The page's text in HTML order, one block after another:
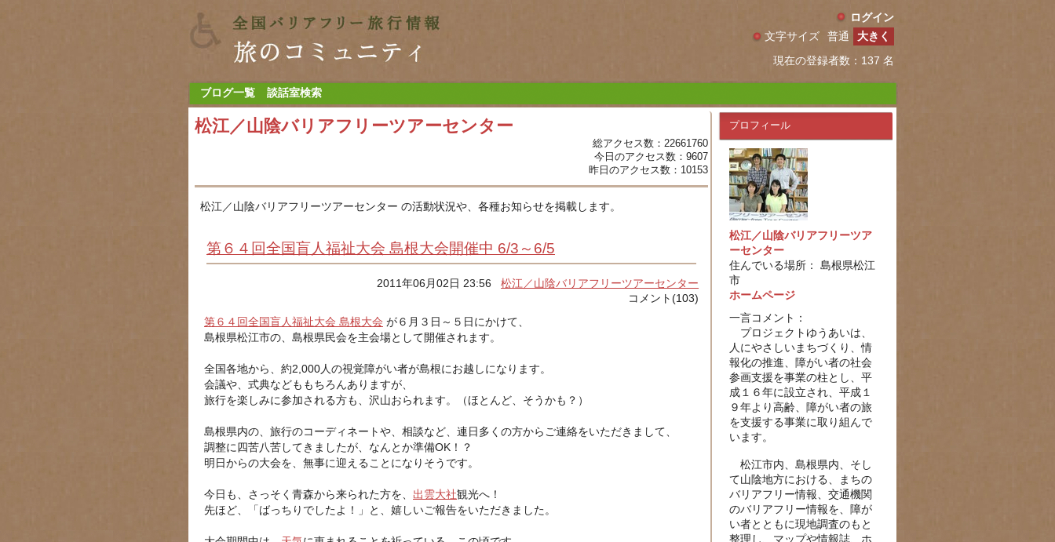
ログイン
現在の登録者数：137 名
文字サイズ 普通 大きく
ブログ一覧 談話室検索
松江／山陰バリアフリーツアーセンター
総アクセス数：22661760
今日のアクセス数：9607
昨日のアクセス数：10153
松江／山陰バリアフリーツアーセンター の活動状況や、各種お知らせを掲載します。
第６４回全国盲人福祉大会 島根大会開催中 6/3～6/5
2011年06月02日 23:56松江／山陰バリアフリーツアーセンター
コメント(103)
第６４回全国盲人福祉大会 島根大会 が６月３日～５日にかけて、
島根県松江市の、島根県民会を主会場として開催されます。
全国各地から、約2,000人の視覚障がい者が島根にお越しになります。
会議や、式典などももちろんありますが、
旅行を楽しみに参加される方も、沢山おられます。（ほとんど、そうかも？）
島根県内の、旅行のコーディネートや、相談など、連日多くの方からご連絡をいただきまして、
調整に四苦八苦してきましたが、なんとか準備OK！？
明日からの大会を、無事に迎えることになりそうです。
今日も、さっそく青森から来られた方を、 出雲大社観光へ！
先ほど、「ばっちりでしたよ！」と、嬉しいご報告をいただきました。
プロフィール
松江／山陰バリアフリーツア
ーセンター
住んでいる場所： 島根県松江
市
ホームページ
一言コメント：
プロジェクトゆうあいは、
人にやさしいまちづくり、情
報化の推進、障がい者の社会
参画支援を事業の柱とし、平
成１６年に設立され、平成１
９年より高齢、障がい者の旅
を支援する事業に取り組んで
います。
松江市内、島根県内、そし
て山陰地方における、まちの
バリアフリー情報、交通機関
のバリアフリー情報を、障が
い者とともに現地調査のもと
整理し、マップや情報誌、ホ